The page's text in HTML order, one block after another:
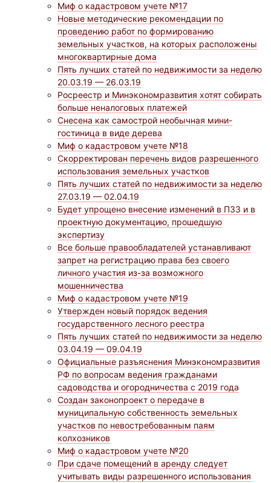
Миф о кадастровом учете №17
Новые методические рекомендации по
проведению работ по формированию
земельных участков, на которых расположены
многоквартирные дома
Пять лучших статей по недвижимости за неделю
20.03.19 — 26.03.19
Росреестр и Минэкономразвития хотят собирать
больше неналоговых платежей
Снесена как самострой необычная мини-
гостиница в виде дерева
Миф о кадастровом учете №18
Скорректирован перечень видов разрешенного
использования земельных участков
Пять лучших статей по недвижимости за неделю
27.03.19 — 02.04.19
Будет упрощено внесение изменений в ПЗЗ и в
проектную документацию, прошедшую
экспертизу
Все больше правообладателей устанавливают
запрет на регистрацию права без своего
личного участия из-за возможного
мошенничества
Миф о кадастровом учете №19
Утвержден новый порядок ведения
государственного лесного реестра
Пять лучших статей по недвижимости за неделю
03.04.19 — 09.04.19
Официальные разъяснения Минэкономразвития
РФ по вопросам ведения гражданами
садоводства и огородничества с 2019 года
Создан законопроект о передаче в
муниципальную собственность земельных
участков по невостребованным паям
колхозников
Миф о кадастровом учете №20
При сдаче помещений в аренду следует
учитывать виды разрешенного использования